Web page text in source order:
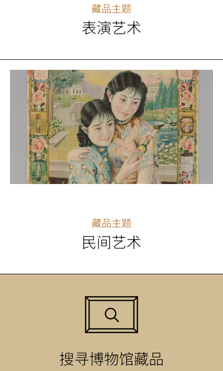
藏品主题
表演艺术
藏品主题
民间艺术
搜寻博物馆藏品